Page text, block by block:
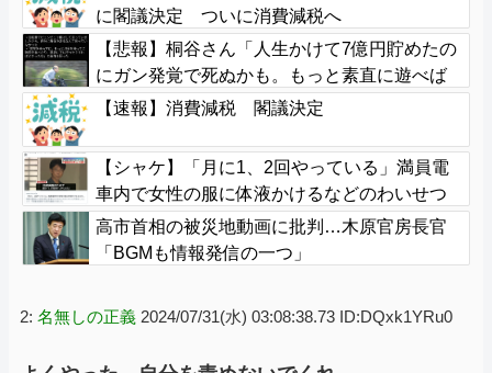
に閣議決定 ついに消費減税へ
【悲報】桐谷さん「人生かけて7億円貯めたの
にガン発覚で死ぬかも。もっと素直に遊べば
よかった」後悔の涙
【速報】消費減税 閣議決定
【シャケ】「月に1、2回やっている」満員電
車内で女性の服に体液かけるなどのわいせつ
行為か 学習塾経営の60歳男を逮捕 警視庁
高市首相の被災地動画に批判…木原官房長官
「BGMも情報発信の一つ」
2: 名無しの正義 2024/07/31(水) 03:08:38.73 ID:DQxk1YRu0